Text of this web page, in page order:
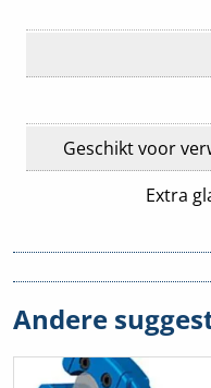
Geschikt voor
Extra
Andere